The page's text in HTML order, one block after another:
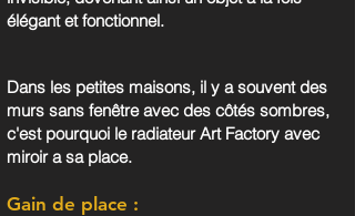
élégant et fonctionnel.
Dans les petites maisons, il y a souvent des
murs sans fenêtre avec des côtés sombres,
c'est pourquoi le radiateur Art Factory avec
miroir a sa place.
Gain de place :